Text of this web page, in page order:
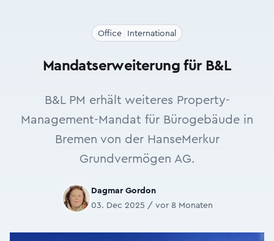
Office International
Mandatserweiterung für B&L
B&L PM erhält weiteres Property-
Management-Mandat für Bürogebäude in
Bremen von der HanseMerkur
Grundvermögen AG.
Dagmar Gordon
03. Dec 2025 / vor 8 Monaten